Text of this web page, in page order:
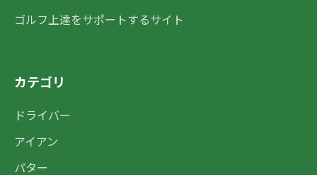
ゴルフ上達をサポートするサイト
カテゴリ
ドライバー
アイアン
パター